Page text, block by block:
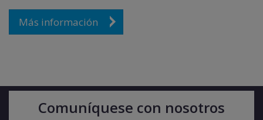
Más información
Comuníquese con nosotros